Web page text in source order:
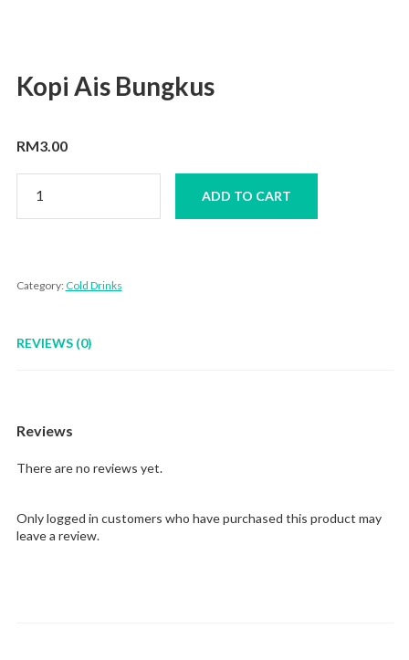
Kopi Ais Bungkus
RM3.00
Bungkus
ADD TO CART
Category: Cold Drinks
REVIEWS (0)
Reviews
There are no reviews yet.
Only logged in customers who have purchased this product may
leave a review.